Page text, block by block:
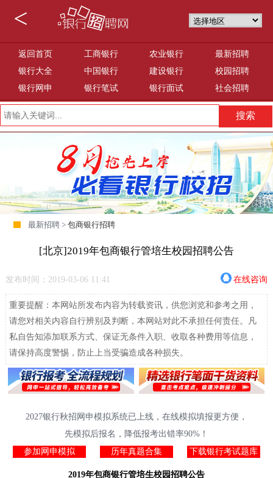
<
返回首页 工商银行 农业银行
最新招聘
银行大全
中国银行 建设银行
校园招聘
银行网申
银行笔试 银行面试 社会招聘
最新招聘 >包商银行招聘
[北京]2019年包商银行管培生校园招聘公告
发布时间：2019-03-06 11:41 在线咨询
重要提醒：本网站所发布内容为转载资讯，供您浏览和参考之用，
请您对相关内容自行辨别及判断，本网站对此不承担任何责任。凡
私自告知添加联系方式、保证无条件入职、收取各种费用等信息，
请保持高度警惕，防止上当受骗造成各种损失。
2027银行秋招网申模拟系统已上线，在线模拟填报更方便，
先模拟后报名，降低报考出错率90%！
参加网申模拟
历年真题合集 下载银行考试题库
2019年包商银行管培生校园招聘公告